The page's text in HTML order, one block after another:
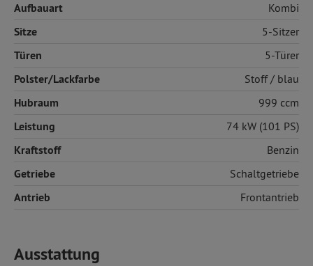
Aufbauart Kombi
Sitze 5-Sitzer
Türen 5-Türer
Polster/Lackfarbe Stoff/ blau
Hubraum 999 ccm
Leistung 74 kW (101 PS)
Kraftstoff Benzin
Getriebe Schaltgetriebe
Antrieb Frontantrieb
Ausstattung